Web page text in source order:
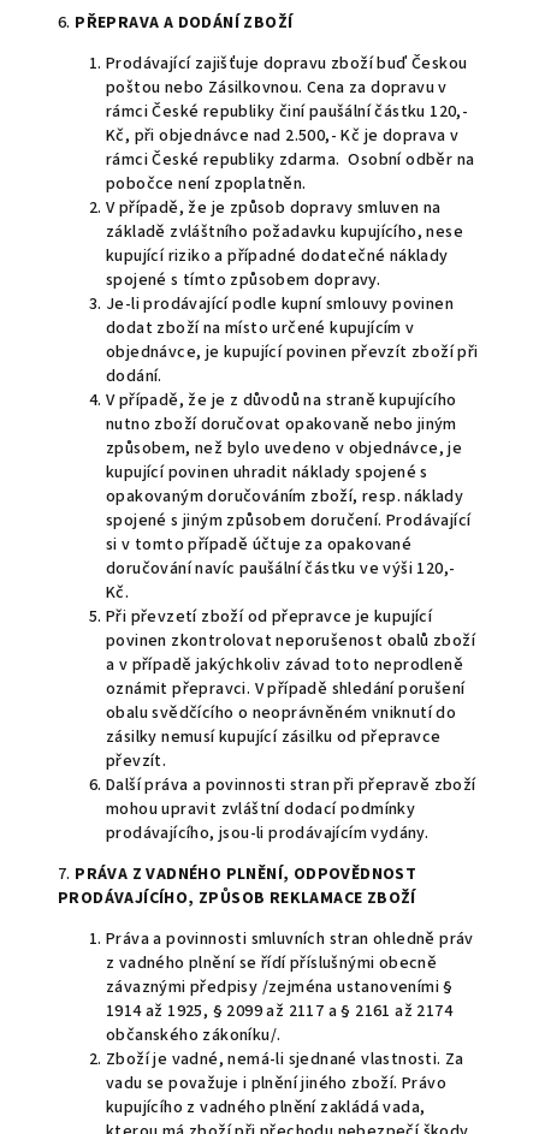
6. PŘEPRAVA A DODÁNÍ ZBOŽÍ
Prodávající zajišťuje dopravu zboží buď Českou
poštou nebo Zásilkovnou. Cena za dopravu v
rámci České republiky činí paušální částku 120,-
Kč, při objednávce nad 2.500,- Kč je doprava v
rámci České republiky zdarma. Osobní odběr na
pobočce není zpoplatněn.
V případě, že je způsob dopravy smluven na
základě zvláštního požadavku kupujícího, nese
kupující riziko a případné dodatečné náklady
spojené s tímto způsobem dopravy.
Je-li prodávající podle kupní smlouvy povinen
dodat zboží na místo určené kupujícím v
objednávce, je kupující povinen převzít zboží při
dodání.
V případě, že je z důvodů na straně kupujícího
nutno zboží doručovat opakovaně nebo jiným
způsobem, než bylo uvedeno v objednávce, je
kupující povinen uhradit náklady spojené s
opakovaným doručováním zboží, resp. náklady
spojené s jiným způsobem doručení. Prodávající
si v tomto případě účtuje za opakované
doručování navíc paušální částku ve výši 120,-
Kč.
Při převzetí zboží od přepravce je kupující
povinen zkontrolovat neporušenost obalů zboží
a v případě jakýchkoliv závad toto neprodleně
oznámit přepravci. V případě shledání porušení
obalu svědčícího o neoprávněném vniknutí do
zásilky nemusí kupující zásilku od přepravce
převzít.
Další práva a povinnosti stran při přepravě zboží
mohou upravit zvláštní dodací podmínky
prodávajícího, jsou-li prodávajícím vydány.
7. PRÁVA Z VADNÉHO PLNĚNÍ, ODPOVĚDNOST
PRODÁVAJÍCÍHO, ZPŮSOB REKLAMACE ZBOŽÍ
Práva a povinnosti smluvních stran ohledně práv
z vadného plnění se řídí příslušnými obecně
závaznými předpisy /zejména ustanoveními §
1914 až 1925, § 2099 až 2117 a § 2161 až 2174
občanského zákoníku/.
Zboží je vadné, nemá-li sjednané vlastnosti. Za
vadu se považuje i plnění jiného zboží. Právo
kupujícího z vadného plnění zakládá vada,